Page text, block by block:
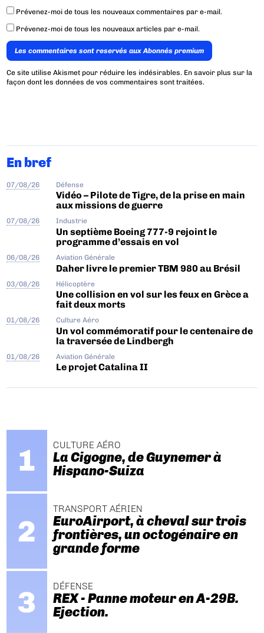
Prévenez-moi de tous les nouveaux commentaires par e-mail.
Prévenez-moi de tous les nouveaux articles par e-mail.
Les commentaires sont reservés aux Abonnés premium
Ce site utilise Akismet pour réduire les indésirables. En savoir plus sur la
façon dont les données de vos commentaires sont traitées.
En bref
07/08/26 Défense
Vidéo – Pilote de Tigre, de la prise en main
aux missions de guerre
07/08/26 Industrie
Un septième Boeing 777-9 rejoint le
programme d’essais en vol
06/08/26 Aviation Générale
Daher livre le premier TBM 980 au Brésil
03/08/26 Hélicoptère
Une collision en vol sur les feux en Grèce a
fait deux morts
01/08/26 Culture Aéro
Un vol commémoratif pour le centenaire de
la traversée de Lindbergh
01/08/26 Aviation Générale
Le projet Catalina II
CULTURE AÉRO
La Cigogne, de Guynemer à
Hispano-Suiza
TRANSPORT AÉRIEN
EuroAirport, à cheval sur trois
frontières, un octogénaire en
grande forme
DÉFENSE
REX - Panne moteur en A-29B.
Ejection.